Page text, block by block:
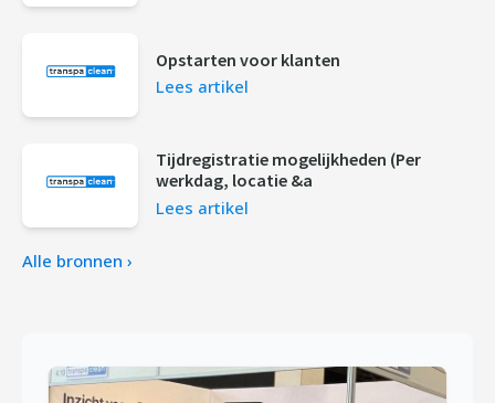
Opstarten voor klanten
Lees artikel
Tijdregistratie mogelijkheden (Per
werkdag, locatie &a
Lees artikel
Alle bronnen ›